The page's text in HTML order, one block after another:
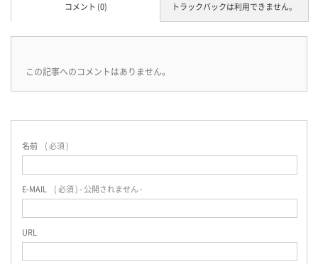
トラックバックは利用できません。
コメント (0)
この記事へのコメントはありません。
名前 ( 必須 )
E-MAIL ( 必須 ) - 公開されません -
URL